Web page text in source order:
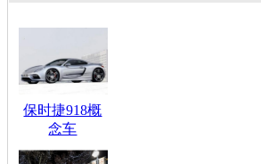
保时捷918概
念车